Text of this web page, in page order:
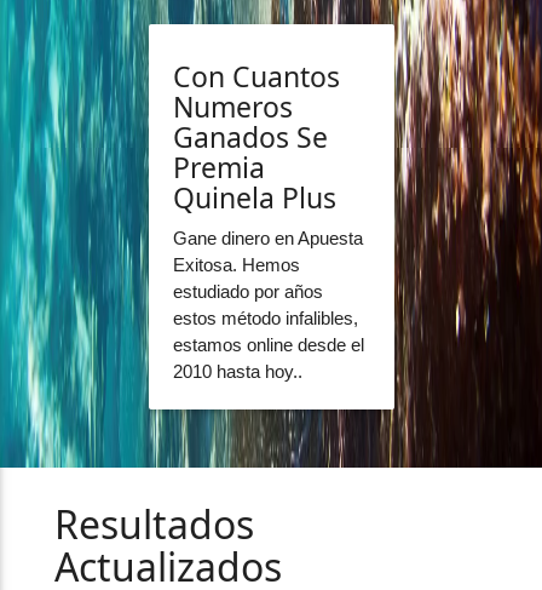
Con Cuantos
Numeros
Ganados Se
Premia
Quinela Plus
Gane dinero en Apuesta
Exitosa. Hemos
estudiado por años
estos método infalibles,
estamos online desde el
2010 hasta hoy..
Resultados
Actualizados